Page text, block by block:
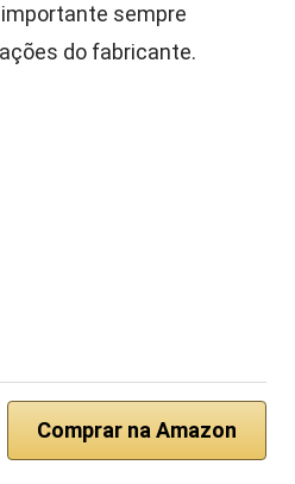
sempre
do fabricante.
Comprar na Amazon